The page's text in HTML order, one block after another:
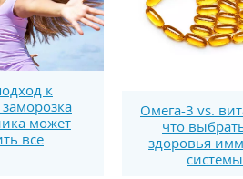
к
может
все
Омега-3 vs.
что
здоровья